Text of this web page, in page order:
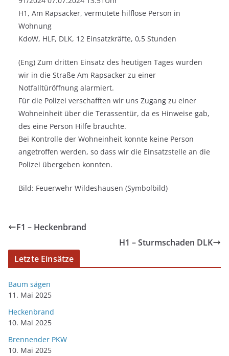
H1, Am Rapsacker, vermutete hilflose Person in
Wohnung
KdoW, HLF, DLK, 12 Einsatzkräfte, 0,5 Stunden
(Eng) Zum dritten Einsatz des heutigen Tages wurden
wir in die Straße Am Rapsacker zu einer
Notfalltüröffnung alarmiert.
Für die Polizei verschafften wir uns Zugang zu einer
Wohneinheit über die Terassentür, da es Hinweise gab,
des eine Person Hilfe brauchte.
Bei Kontrolle der Wohneinheit konnte keine Person
angetroffen werden, so dass wir die Einsatzstelle an die
Polizei übergeben konnten.
Bild: Feuerwehr Wildeshausen (Symbolbild)
F1 – Heckenbrand
H1 – Sturmschaden DLK
Letzte Einsätze
Baum sägen
11. Mai 2025
Heckenbrand
10. Mai 2025
Brennender PKW
10. Mai 2025